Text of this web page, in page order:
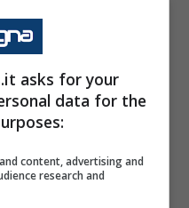
realtà c’è stato
provocazione da
Se Fede vuole
sa già cosa fare.
non di un altro”.
l’esterno ha
asks for your
data for the
content, advertising and
research and